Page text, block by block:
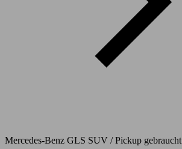
Mercedes-Benz GLS SUV / Pickup gebraucht